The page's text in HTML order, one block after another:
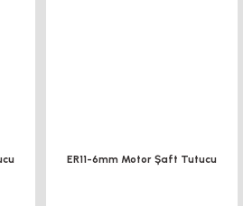
ER11-6mm Motor Şaft Tutucu